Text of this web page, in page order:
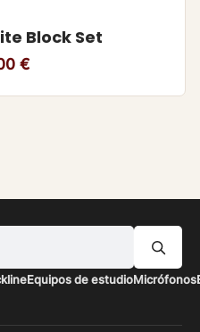
Block Set
€
Equipos de estudioMicrófonos